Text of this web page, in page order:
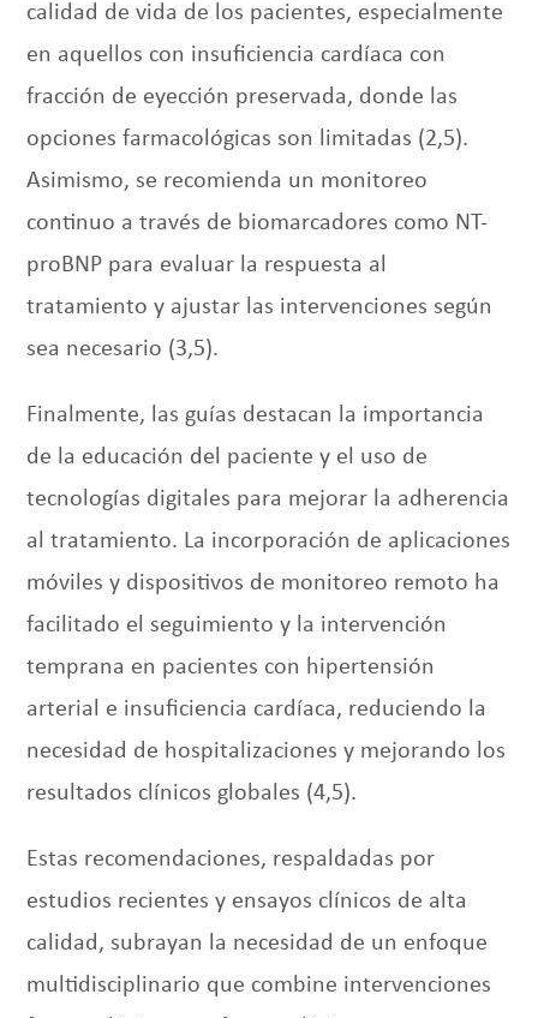
calidad de vida de los pacientes, especialmente
en aquellos con insuficiencia cardíaca con
fracción de eyección preservada, donde las
opciones farmacológicas son limitadas (2,5).
Asimismo, se recomienda un monitoreo
continuo a través de biomarcadores como NT-
proBNP para evaluar la respuesta al
tratamiento y ajustar las intervenciones según
sea necesario (3,5).
Finalmente, las guías destacan la importancia
de la educación del paciente y el uso de
tecnologías digitales para mejorar la adherencia
al tratamiento. La incorporación de aplicaciones
móviles y dispositivos de monitoreo remoto ha
facilitado el seguimiento y la intervención
temprana en pacientes con hipertensión
arterial e insuficiencia cardíaca, reduciendo la
necesidad de hospitalizaciones y mejorando los
resultados clínicos globales (4,5).
Estas recomendaciones, respaldadas por
estudios recientes y ensayos clínicos de alta
calidad, subrayan la necesidad de un enfoque
multidisciplinario que combine intervenciones